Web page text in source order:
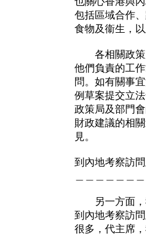
包括區域合作
食物及衞生，
各相關政策
他們負責的工
問。如有關事
例草案提交立
政策局及部門
財政建議的相
見。
到內地考察訪
另一方面，
到內地考察訪
很多，代主席